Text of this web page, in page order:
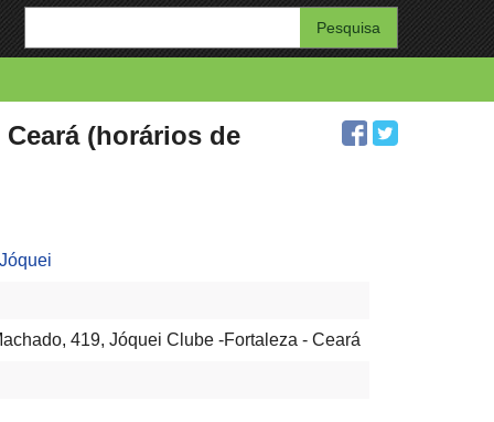
Enter
your
search
(horários de
419, Jóquei Clube -Fortaleza - Ceará